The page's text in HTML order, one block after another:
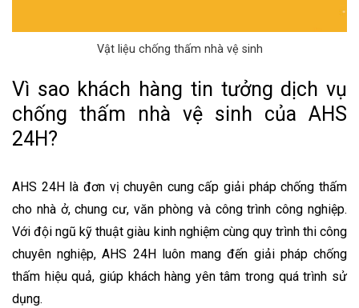
Vật liệu chống thấm nhà vệ sinh
Vì sao khách hàng tin tưởng dịch vụ
chống thấm nhà vệ sinh của AHS
24H?
AHS 24H là đơn vị chuyên cung cấp giải pháp chống thấm
cho nhà ở, chung cư, văn phòng và công trình công nghiệp.
Với đội ngũ kỹ thuật giàu kinh nghiệm cùng quy trình thi công
chuyên nghiệp, AHS 24H luôn mang đến giải pháp chống
thấm hiệu quả, giúp khách hàng yên tâm trong quá trình sử
dụng.